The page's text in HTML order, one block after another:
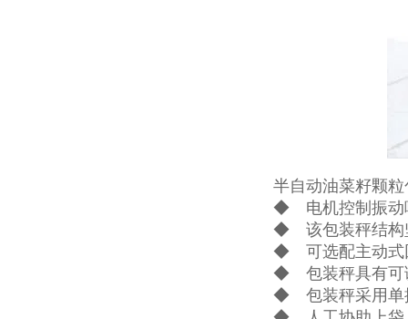
半自动油菜籽颗
◆ 电机控制振动
◆ 该包装秤结构
◆ 可选配主动式
◆ 包装秤具有可
◆ 包装秤采用单